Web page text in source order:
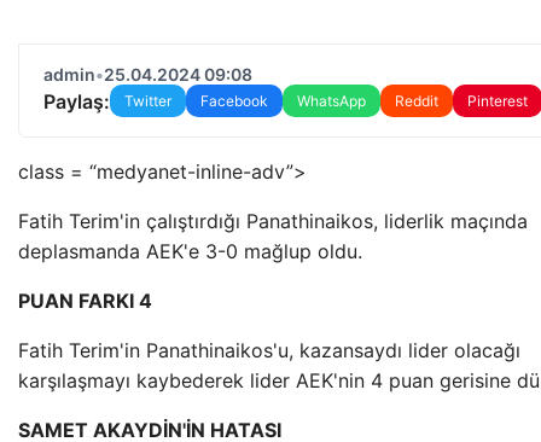
admin•25.04.2024 09:08
Paylaş: Twitter Facebook WhatsApp Reddit Pinterest
class = “medyanet-inline-adv”>
Fatih Terim'in çalıştırdığı Panathinaikos, liderlik maçında
deplasmanda AEK'e 3-0 mağlup oldu.
PUAN FARKI 4
Fatih Terim'in Panathinaikos'u, kazansaydı lider olacağı
karşılaşmayı kaybederek lider AEK'nin 4 puan gerisine
SAMET AKAYDİN'İN HATASI